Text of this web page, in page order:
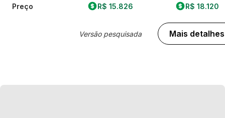
Preço R$ 15.826
Versão pesquisada
R$ 18.120
Mais detalhes